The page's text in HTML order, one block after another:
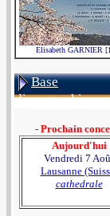
Elisabeth GARNIER
Base
discographique
- Prochain
Aujourd'hui
Vendredi 7
Lausanne
cathedrale